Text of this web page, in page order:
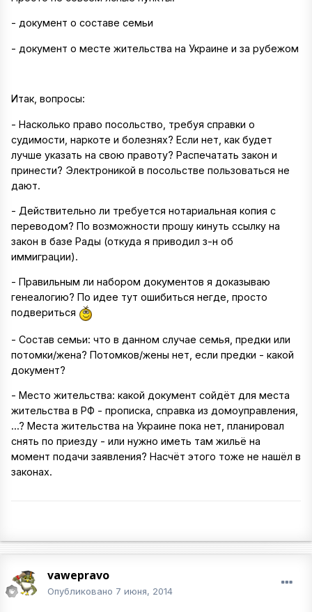
- документ о составе семьи
- документ о месте жительства на Украине и за рубежом
Итак, вопросы:
- Насколько право посольство, требуя справки о
судимости, наркоте и болезнях? Если нет, как будет
лучше указать на свою правоту? Распечатать закон и
принести? Электроникой в посольстве пользоваться не
дают.
- Действительно ли требуется нотариальная копия с
переводом? По возможности прошу кинуть ссылку на
закон в базе Рады (откуда я приводил з-н об
иммиграции).
- Правильным ли набором документов я доказываю
генеалогию? По идее тут ошибиться негде, просто
подвериться
- Состав семьи: что в данном случае семья, предки или
потомки/жена? Потомков/жены нет, если предки - какой
документ?
- Место жительства: какой документ сойдёт для места
жительства в РФ - прописка, справка из домоуправления,
...? Места жительства на Украине пока нет, планировал
снять по приезду - или нужно иметь там жильё на
момент подачи заявления? Насчёт этого тоже не нашёл в
законах.
vawepravo
Опубликовано 7 июня, 2014